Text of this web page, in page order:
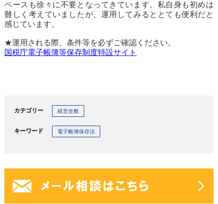
ペースも徐々に不要となってきています。私自身も初めは
難しく考えていましたが、運用してみるととても便利だと
感じています。
★運用される際、条件等を必ずご確認ください。
国税庁電子帳簿等保存制度特設サイト
カテゴリー 経営全般
キーワード 電子帳簿保存法